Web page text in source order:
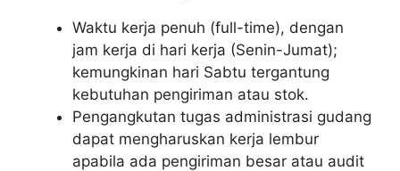
Waktu kerja penuh (full-time), dengan
jam kerja di hari kerja (Senin-Jumat);
kemungkinan hari Sabtu tergantung
kebutuhan pengiriman atau stok.
Pengangkutan tugas administrasi gudang
dapat mengharuskan kerja lembur
apabila ada pengiriman besar atau audit